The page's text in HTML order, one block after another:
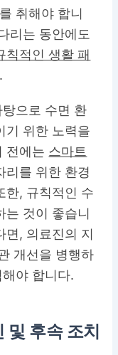
취해야 합니
리는 동안에도
칙적인 생활 패
으로 수면 환
기 위한 노력을
전에는 스마트
리를 위한 환경
한, 규칙적인 수
는 것이 좋습니
면, 의료진의 지
개선을 병행하
야 합니다.
및 후속 조치